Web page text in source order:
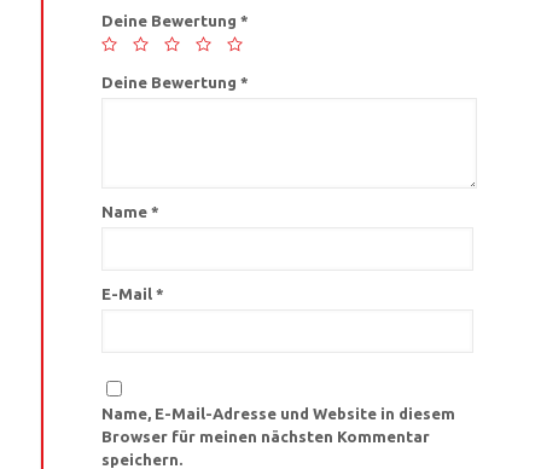
Deine Bewertung *
Deine Bewertung *
Name *
E-Mail *
Name, E-Mail-Adresse und Website in diesem
Browser für meinen nächsten Kommentar
speichern.